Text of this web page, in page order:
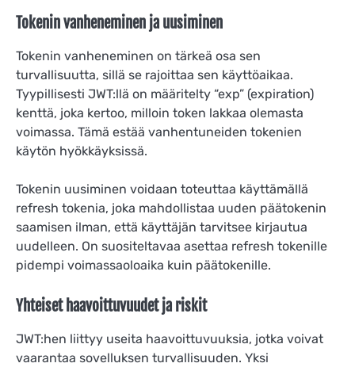
Tokenin vanheneminen ja uusiminen
Tokenin vanheneminen on tärkeä osa sen
turvallisuutta, sillä se rajoittaa sen käyttöaikaa.
Tyypillisesti JWT:llä on määritelty “exp” (expiration)
kenttä, joka kertoo, milloin token lakkaa olemasta
voimassa. Tämä estää vanhentuneiden tokenien
käytön hyökkäyksissä.
Tokenin uusiminen voidaan toteuttaa käyttämällä
refresh tokenia, joka mahdollistaa uuden päätokenin
saamisen ilman, että käyttäjän tarvitsee kirjautua
uudelleen. On suositeltavaa asettaa refresh tokenille
pidempi voimassaoloaika kuin päätokenille.
Yhteiset haavoittuvuudet ja riskit
JWT:hen liittyy useita haavoittuvuuksia, jotka voivat
vaarantaa sovelluksen turvallisuuden. Yksi